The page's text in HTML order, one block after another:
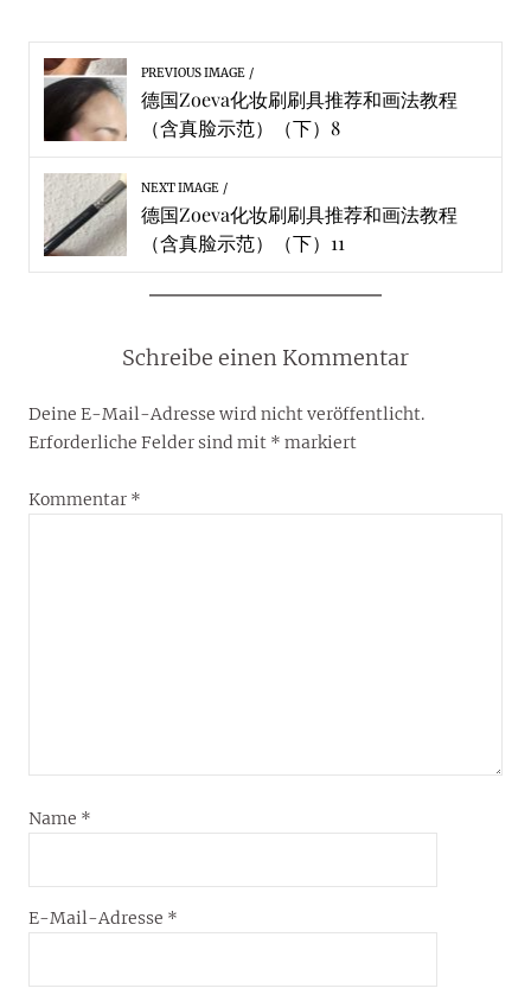
PREVIOUS IMAGE
德国Zoeva化妆刷刷具推荐和画法教程
（含真脸示范）（下）8
NEXT IMAGE
德国Zoeva化妆刷刷具推荐和画法教程
（含真脸示范）（下）11
Schreibe einen Kommentar
Deine E-Mail-Adresse wird nicht veröffentlicht.
Erforderliche Felder sind mit * markiert
Kommentar *
Name *
E-Mail-Adresse *